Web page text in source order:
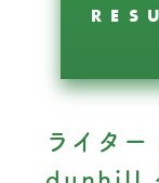
ライタ